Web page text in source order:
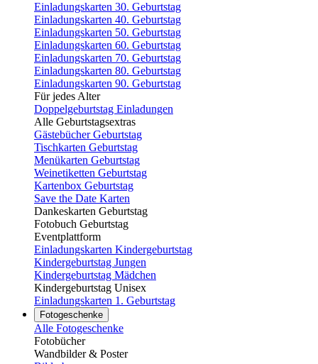
Einladungskarten 30. Geburtstag
Einladungskarten 40. Geburtstag
Einladungskarten 50. Geburtstag
Einladungskarten 60. Geburtstag
Einladungskarten 70. Geburtstag
Einladungskarten 80. Geburtstag
Einladungskarten 90. Geburtstag
Für jedes Alter
Doppelgeburtstag Einladungen
Alle Geburtstagsextras
Gästebücher Geburtstag
Tischkarten Geburtstag
Menükarten Geburtstag
Weinetiketten Geburtstag
Kartenbox Geburtstag
Save the Date Karten
Dankeskarten Geburtstag
Fotobuch Geburtstag
Eventplattform
Einladungskarten Kindergeburtstag
Kindergeburtstag Jungen
Kindergeburtstag Mädchen
Kindergeburtstag Unisex
Einladungskarten 1. Geburtstag
Fotogeschenke
Alle Fotogeschenke
Fotobücher
Wandbilder & Poster